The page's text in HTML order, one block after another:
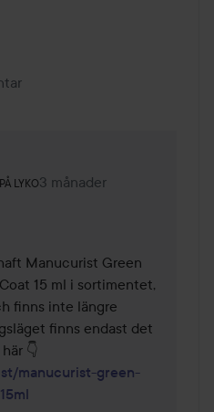
LYKO
Kundtjänst på Lyko.
3 månader
Kommentaren lades 3
Manucurist Green
15 ml i sortimentet,
finns inte längre
finns endast det
manucurist-green-